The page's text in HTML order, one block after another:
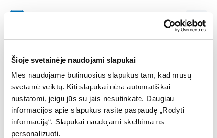
Šioje svetainėje naudojami slapukai
Mes naudojame būtinuosius slapukus tam, kad mūsų
svetainė veiktų. Kiti slapukai nėra automatiškai
nustatomi, jeigu jūs su jais nesutinkate. Daugiau
informacijos apie slapukus rasite paspaudę „Rodyti
informaciją“. Slapukai naudojami skelbimams
personalizuoti.
JB80 - Rimi
Įveskite automobilio numerį
Ieškoti numerio